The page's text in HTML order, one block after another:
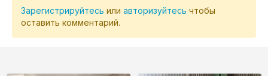
Зарегистрируйтесь или авторизуйтесь чтобы
оставить комментарий.